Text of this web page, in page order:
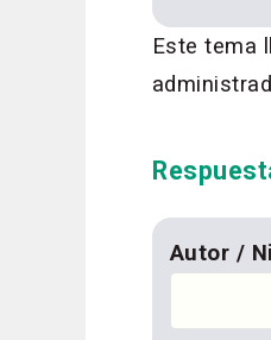
Este tema
Autor /